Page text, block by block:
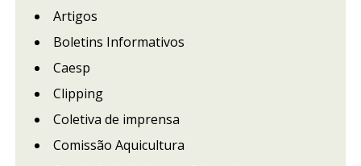
Artigos
Boletins Informativos
Caesp
Clipping
Coletiva de imprensa
Comissão Aquicultura